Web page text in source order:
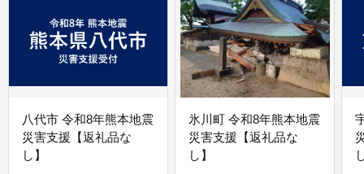
八代市 令和8年熊本地震
災害支援【返礼品な
し】
氷川町 令和8年熊本地震
災害支援【返礼品な
し】